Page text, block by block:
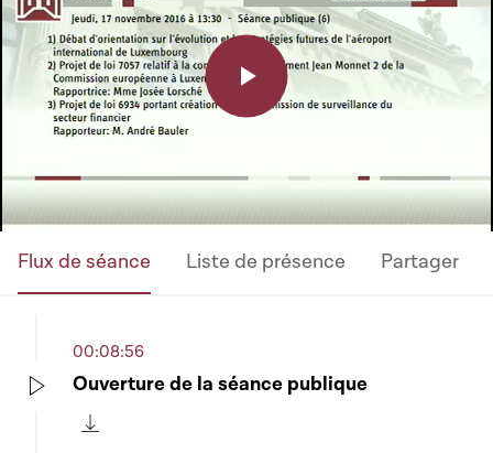
Play
Flux de séance Liste de présence Partager
00:08:56
Ouverture de la séance publique